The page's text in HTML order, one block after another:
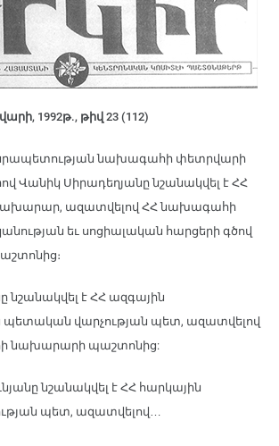
1992թ., թիվ 23 (112)
նախագահի փետրվարի
Վանիկ Սիրադեղյանը նշանակվել է ՀՀ
նախարար, ազատվելով ՀՀ նախագահի
եւ սոցիալական հարցերի գծով
նշանակվել է ՀՀ ազգային
վարչության պետ, ազատվելով
նախարարի պաշտոնից:
նշանակվել է ՀՀ հարկային
պետ, ազատվելով…